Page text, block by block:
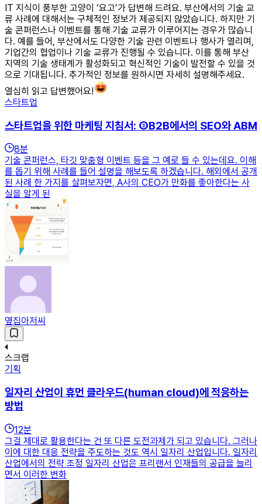
IT 지식이 풍부한 고양이 ‘요고’가 답변해 드려요. 부산에서의 기술 교
류 사례에 대해서는 구체적인 정보가 제공되지 않았습니다. 하지만 기
술 콘퍼런스나 이벤트를 통해 기술 교류가 이루어지는 경우가 많습니
다. 예를 들어, 부산에서도 다양한 기술 관련 이벤트나 행사가 열리며,
기업간의 협업이나 기술 교류가 진행될 수 있습니다. 이를 통해 부산
지역의 기술 생태계가 활성화되고 혁신적인 기술이 발전할 수 있을 것
으로 기대됩니다. 추가적인 정보를 원하시면 자세히 설명해주세요.
열심히 읽고 답변했어요!
스타트업
스타트업을 위한 마케팅 지침서: ③B2B에서의 SEO와 ABM
8분
기술 콘퍼런스, 타깃 맞춤형 이벤트 등을 그 예로 들 수 있는데요. 이해
를 돕기 위해 사례를 들어 설명을 해보도록 하겠습니다. 해외에서 공개
된 사례 한 가지를 살펴보자면, A사의 CEO가 만화를 좋아한다는 사
실을 알게 된
옆집아저씨
스크랩
기획
일자리 산업이 휴먼 클라우드(human cloud)에 적응하는
방법
12분
그걸 제대로 활용한다는 건 또 다른 도전과제가 되고 있습니다. 그러나
이에 대한 대응 전략을 주도하는 것도 역시 일자리 산업입니다. 일자리
산업에서의 전략 조정 일자리 산업은 프리랜서 인재들의 공급을 늘리
면서 이러한 변화